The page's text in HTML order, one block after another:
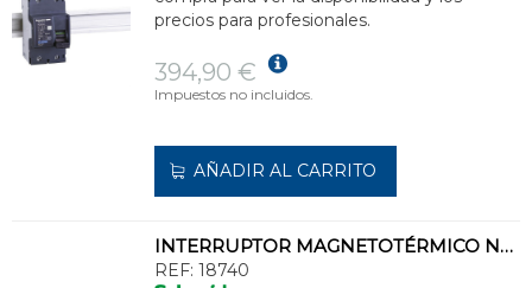
precios para profesionales.
394,90 €
Impuestos no incluidos.
AÑADIR AL CARRITO
INTERRUPTOR MAGNETOTÉRMICO NG125H 4P 80A CURVA-C
REF: 18740